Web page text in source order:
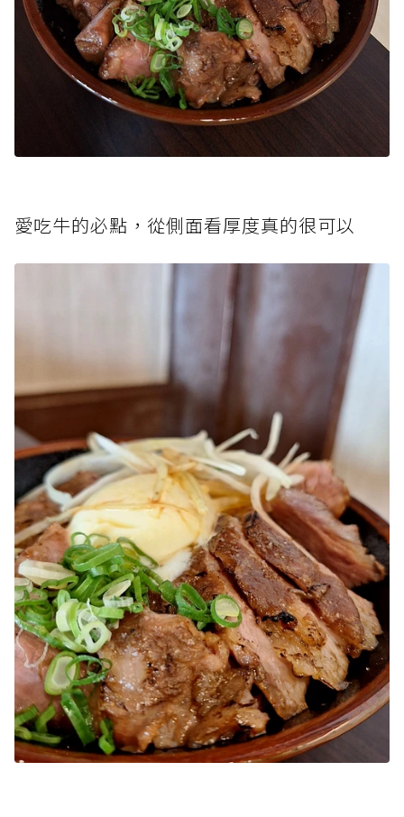
愛吃牛的必點，從側面看厚度真的很可以